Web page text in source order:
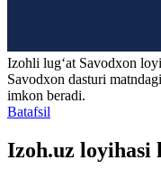
Izohli lugʻat Savodxon
Savodxon dasturi
imkon beradi.
Batafsil
Izoh.uz loyihasi